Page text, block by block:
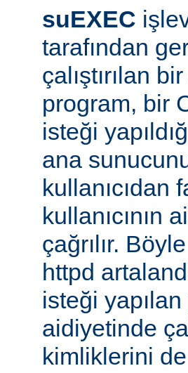
suEXEC
tarafından
çalıştırılan
program, bir
isteği
ana
kullanıcıdan
kullanıcının
çağrılır.
httpd
isteği
aidiyetinde
kimliklerini de